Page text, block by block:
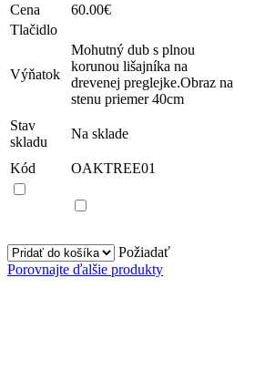
Cena 60.00€
Tlačidlo
Výňatok
Mohutný dub s plnou
korunou lišajníka na
drevenej preglejke.Obraz na
stenu priemer 40cm
Stav
skladu
Na sklade
Kód OAKTREE01
Požiadať
Porovnajte ďalšie produkty